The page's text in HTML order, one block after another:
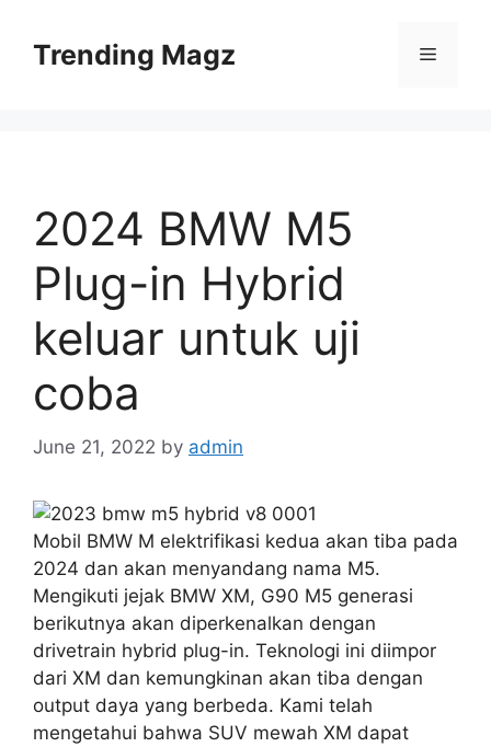
contentTrending Magz Menu
2024 BMW M5
Plug-in Hybrid
keluar untuk uji
coba
June 21, 2022 by admin
Mobil BMW M elektrifikasi kedua akan tiba pada
2024 dan akan menyandang nama M5.
Mengikuti jejak BMW XM, G90 M5 generasi
berikutnya akan diperkenalkan dengan
drivetrain hybrid plug-in. Teknologi ini diimpor
dari XM dan kemungkinan akan tiba dengan
output daya yang berbeda. Kami telah
mengetahui bahwa SUV mewah XM dapat